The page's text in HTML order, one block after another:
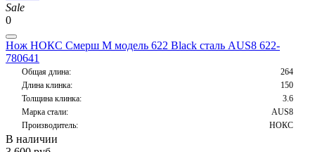
Sale
0
Нож НОКС Смерш М модель 622 Black сталь AUS8 622-
780641
Общая длина:
264
Длина клинка:
150
Толщина клинка:
3.6
Марка стали:
AUS8
Производитель:
НОКС
В наличии